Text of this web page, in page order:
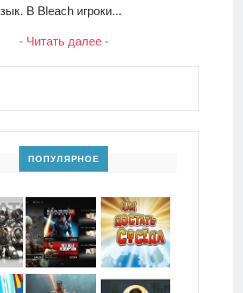
В Bleach игроки...
- Читать далее -
ПОПУЛЯРНОЕ